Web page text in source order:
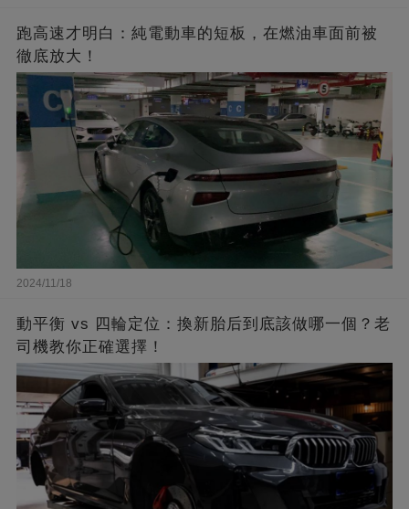
跑高速才明白：純電動車的短板，在燃油車面前被
徹底放大！
2024/11/18
動平衡 vs 四輪定位：換新胎后到底該做哪一個？老
司機教你正確選擇！